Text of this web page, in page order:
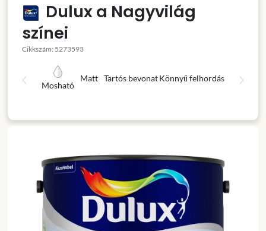
Dulux a Nagyvilág
színei
Cikkszám: 5273593
Mosható
Matt Tartós bevonatKönnyű felhordás